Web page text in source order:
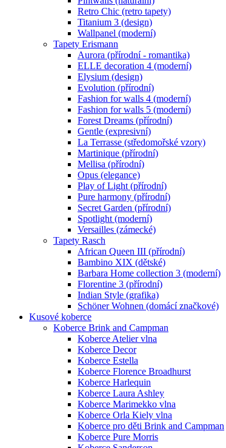
Retro Chic (retro tapety)
Titanium 3 (design)
Wallpanel (moderní)
Tapety Erismann
Aurora (přírodní - romantika)
ELLE decoration 4 (moderní)
Elysium (design)
Evolution (přírodní)
Fashion for walls 4 (moderní)
Fashion for walls 5 (moderní)
Forest Dreams (přírodní)
Gentle (expresivní)
La Terrasse (středomořské vzory)
Martinique (přírodní)
Mellisa (přírodní)
Opus (elegance)
Play of Light (přírodní)
Pure harmony (přírodní)
Secret Garden (přírodní)
Spotlight (moderní)
Versailles (zámecké)
Tapety Rasch
African Queen III (přírodní)
Bambino XIX (dětské)
Barbara Home collection 3 (moderní)
Florentine 3 (přírodní)
Indian Style (grafika)
Schöner Wohnen (domácí značkové)
Kusové koberce
Koberce Brink and Campman
Koberce Atelier vlna
Koberce Decor
Koberce Estella
Koberce Florence Broadhurst
Koberce Harlequin
Koberce Laura Ashley
Koberce Marimekko vlna
Koberce Orla Kiely vlna
Koberce pro děti Brink and Campman
Koberce Pure Morris